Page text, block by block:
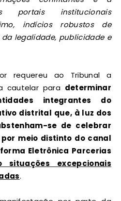
portais institucionais
indícios robustos de
legalidade, publicidade e
requereu ao Tribunal a
cautelar para determinar
integrantes do
distrital que, à luz dos
se de celebrar
meio distinto do canal
Eletrônica Parcerias
situações excepcionais
.